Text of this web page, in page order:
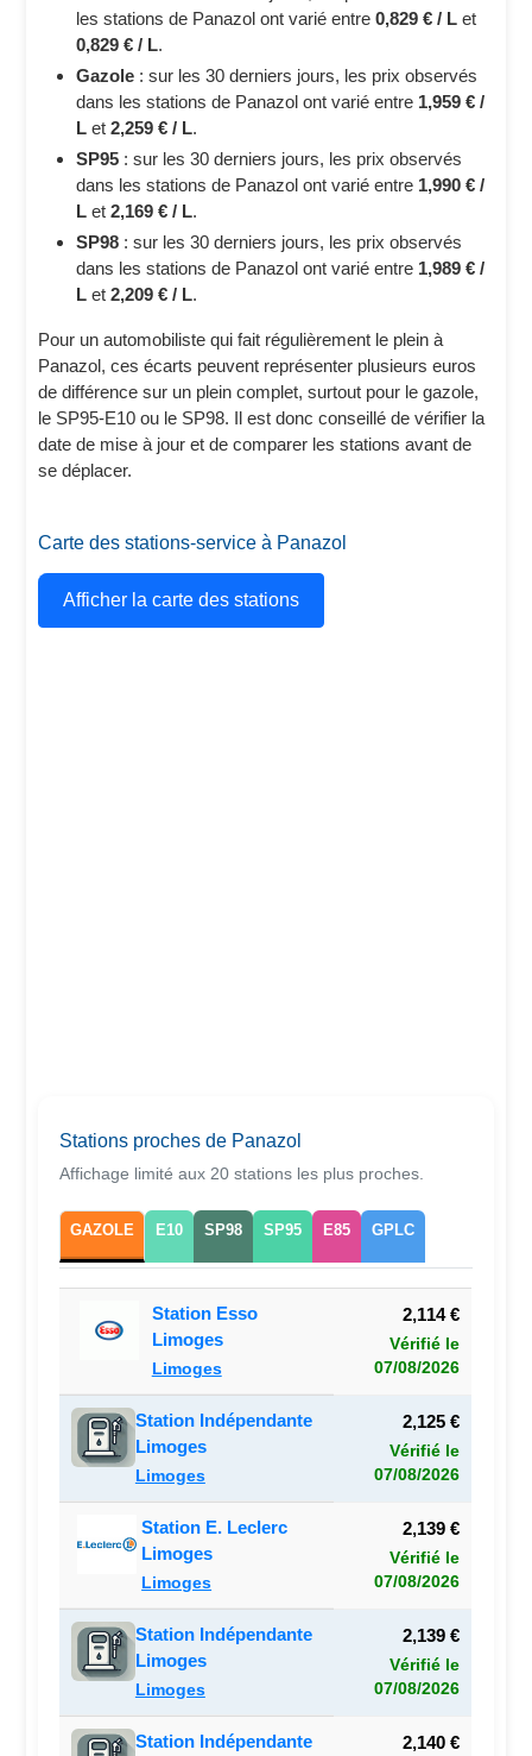
les stations de Panazol ont varié entre0,829 € / L et
0,829 € / L.
Gazole : sur les 30 derniers jours, les prix observés
dans les stations de Panazol ont varié entre 1,959 € /
L et2,259 € / L.
SP95 : sur les 30 derniers jours, les prix observés
dans les stations de Panazol ont varié entre 1,990 € /
L et2,169 € / L.
SP98 : sur les 30 derniers jours, les prix observés
dans les stations de Panazol ont varié entre 1,989 € /
L et2,209 € / L.
Pour un automobiliste qui fait régulièrement le plein à
Panazol, ces écarts peuvent représenter plusieurs euros
de différence sur un plein complet, surtout pour le gazole,
le SP95-E10 ou le SP98. Il est donc conseillé de vérifier la
date de mise à jour et de comparer les stations avant de
se déplacer.
Carte des stations-service à Panazol
Afficher la carte des stations
Stations proches de Panazol
Affichage limité aux 20 stations les plus proches.
GAZOLE E10 SP98 SP95 E85 GPLC
Station Esso
Limoges
Limoges
2,114 €
Vérifié le
07/08/2026
Station Indépendante
Limoges
Limoges
2,125 €
Vérifié le
07/08/2026
Station E. Leclerc
Limoges
Limoges
2,139 €
Vérifié le
07/08/2026
Station Indépendante
Limoges
Limoges
2,139 €
Vérifié le
07/08/2026
Station Indépendante
2,140 €